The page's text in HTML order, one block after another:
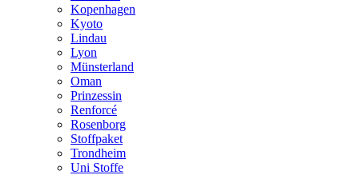
Kopenhagen
Kyoto
Lindau
Lyon
Münsterland
Oman
Prinzessin
Renforcé
Rosenborg
Stoffpaket
Trondheim
Uni Stoffe